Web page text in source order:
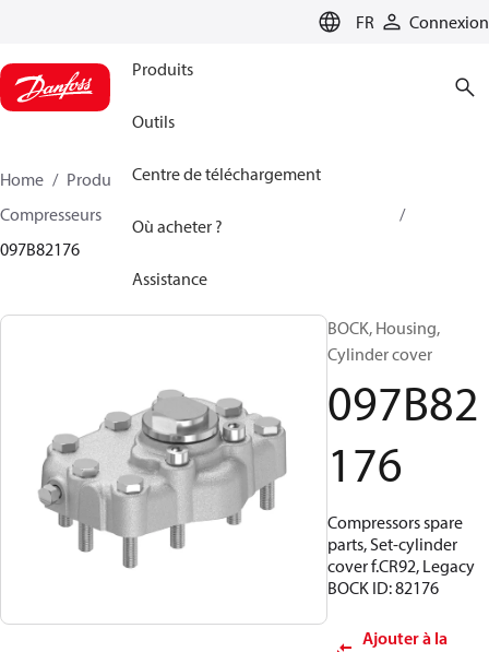
FR Connexion
Produits
Outils
Centre de téléchargement
Où acheter ?
Assistance
Home Produits
Climate Solutions - chauffage
Compresseurs
097B82176
BOCK, Housing,
Cylinder cover
097B82
176
Compressors spare
parts, Set-cylinder
cover f.CR92, Legacy
BOCK ID: 82176
Ajouter à la